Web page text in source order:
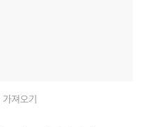
져오기